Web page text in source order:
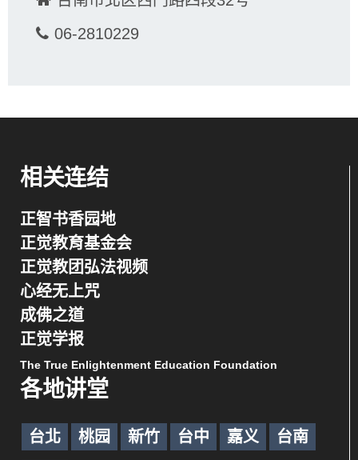
06-2810229
相关连结
正智书香园地
正觉教育基金会
正觉教团弘法视频
心经无上咒
成佛之道
正觉学报
The True Enlightenment Education Foundation
各地讲堂
台北 桃园 新竹 台中 嘉义 台南